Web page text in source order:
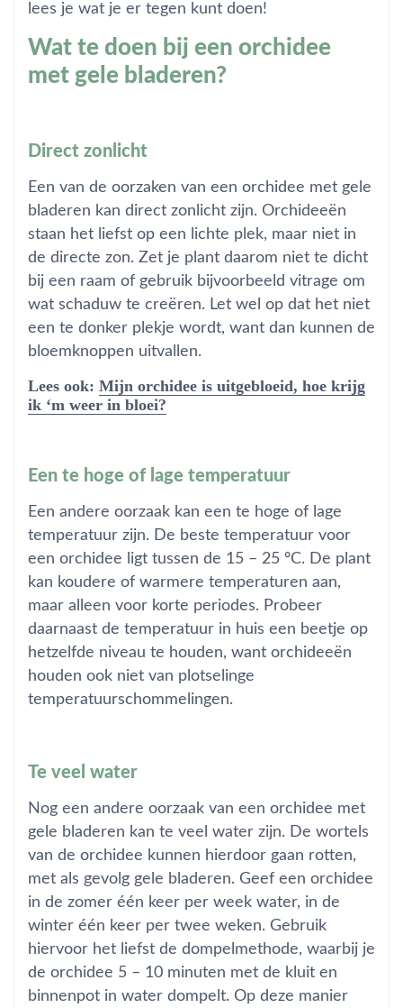
lees je wat je er tegen kunt doen!
Wat te doen bij een orchidee
met gele bladeren?
Direct zonlicht
Een van de oorzaken van een orchidee met gele
bladeren kan direct zonlicht zijn. Orchideeën
staan het liefst op een lichte plek, maar niet in
de directe zon. Zet je plant daarom niet te dicht
bij een raam of gebruik bijvoorbeeld vitrage om
wat schaduw te creëren. Let wel op dat het niet
een te donker plekje wordt, want dan kunnen de
bloemknoppen uitvallen.
Lees ook: Mijn orchidee is uitgebloeid, hoe krijg
ik ‘m weer in bloei?
Een te hoge of lage temperatuur
Een andere oorzaak kan een te hoge of lage
temperatuur zijn. De beste temperatuur voor
een orchidee ligt tussen de 15 – 25 ºC. De plant
kan koudere of warmere temperaturen aan,
maar alleen voor korte periodes. Probeer
daarnaast de temperatuur in huis een beetje op
hetzelfde niveau te houden, want orchideeën
houden ook niet van plotselinge
temperatuurschommelingen.
Te veel water
Nog een andere oorzaak van een orchidee met
gele bladeren kan te veel water zijn. De wortels
van de orchidee kunnen hierdoor gaan rotten,
met als gevolg gele bladeren. Geef een orchidee
in de zomer één keer per week water, in de
winter één keer per twee weken. Gebruik
hiervoor het liefst de dompelmethode, waarbij je
de orchidee 5 – 10 minuten met de kluit en
binnenpot in water dompelt. Op deze manier